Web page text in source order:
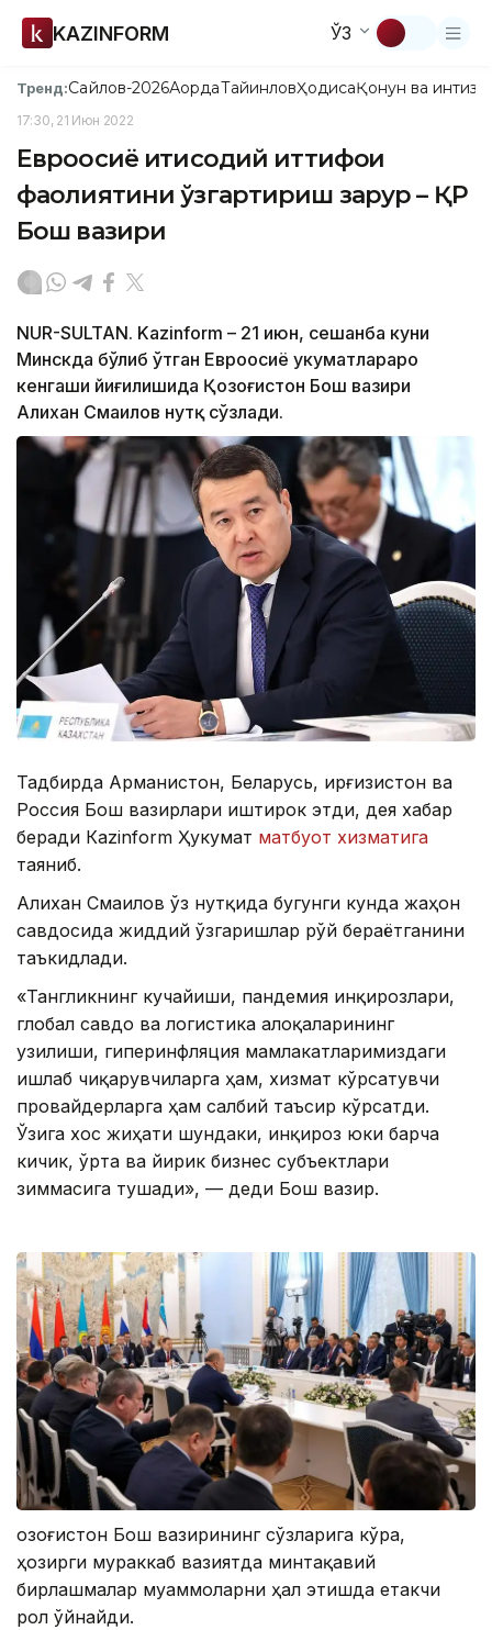
KAZINFORM ЎЗ
Тренд:Сайлов-2026АқордаТайинловҲодисаҚонун ва
17:30, 21 Июн 2022
Евроосиё иқтисодий иттифоқи
фаолиятини ўзгартириш зарур – ҚР
Бош вазири
NUR-SULTAN. Kazinform – 21 июн, сешанба куни
Минскда бўлиб ўтган Евроосиё ҳукуматлараро
кенгаши йиғилишида Қозоғистон Бош вазири
Алихан Смаилов нутқ сўзлади.
Тадбирда Арманистон, Беларусь, Қирғизистон ва
Россия Бош вазирлари иштирок этди, дея хабар
беради Кazinform Ҳукумат матбуот хизматига
таяниб.
Алихан Смаилов ўз нутқида бугунги кунда жаҳон
савдосида жиддий ўзгаришлар рўй бераётганини
таъкидлади.
«Тангликнинг кучайиши, пандемия инқирозлари,
глобал савдо ва логистика алоқаларининг
узилиши, гиперинфляция мамлакатларимиздаги
ишлаб чиқарувчиларга ҳам, хизмат кўрсатувчи
провайдерларга ҳам салбий таъсир кўрсатди.
Ўзига хос жиҳати шундаки, инқироз юки барча
кичик, ўрта ва йирик бизнес субъектлари
зиммасига тушади», — деди Бош вазир.
Қозоғистон Бош вазирининг сўзларига кўра,
ҳозирги мураккаб вазиятда минтақавий
бирлашмалар муаммоларни ҳал этишда етакчи
рол ўйнайди.